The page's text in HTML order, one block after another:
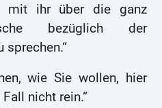
mit ihr über die ganz
bezüglich der
sprechen.“
wie Sie wollen, hier
nicht rein.“